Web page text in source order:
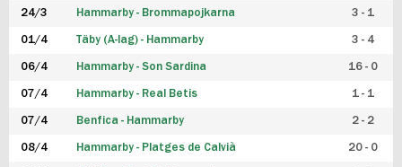
FUTSAL DAM
24/3 Hammarby - Brommapojkarna 3 - 1
01/4 Täby (A-lag) - Hammarby 3 - 4
06/4 Hammarby - Son Sardina 16 - 0
07/4 Hammarby - Real Betis 1 - 1
07/4 Benfica - Hammarby 2 - 2
08/4 Hammarby - Platges de Calvià 20 - 0